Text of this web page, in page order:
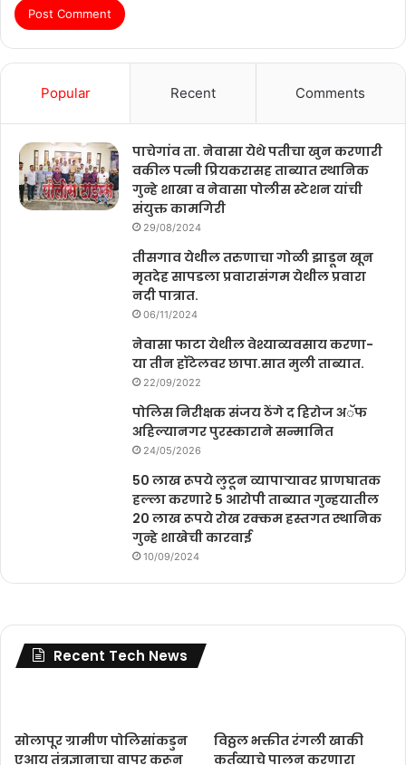
Popular Recent Comments
पाचेगांव ता. नेवासा येथे पतीचा खुन करणारी
वकील पत्नी प्रियकरासह ताब्यात स्थानिक
गुन्हे शाखा व नेवासा पोलीस स्टेशन यांची
संयुक्त कामगिरी
29/08/2024
तीसगाव येथील तरुणाचा गोळी झाडून खून
मृतदेह सापडला प्रवारासंगम येथील प्रवारा
नदी पात्रात.
06/11/2024
नेवासा फाटा येथील वेश्याव्यवसाय करणा-
या तीन हॉटेलवर छापा.सात मुली ताब्यात.
22/09/2022
पोलिस निरीक्षक संजय ठेंगे द हिरोज अॅफ
अहिल्यानगर पुरस्काराने सन्मानित
24/05/2026
50 लाख रूपये लुटून व्यापाऱ्यावर प्राणघातक
हल्ला करणारे 5 आरोपी ताब्यात गुन्हयातील
20 लाख रूपये रोख रक्कम हस्तगत स्थानिक
गुन्हे शाखेची कारवाई
10/09/2024
Recent Tech News
सोलापूर ग्रामीण पोलिसांकडुन
एआय तंत्रज्ञानाचा वापर करून
विठ्ठल भक्तीत रंगली खाकी
कर्तव्याचे पालन करणारा